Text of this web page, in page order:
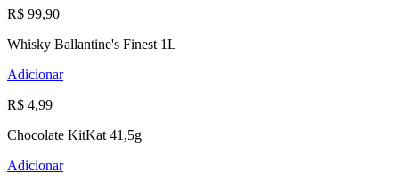
R$ 99,90
Whisky Ballantine's Finest 1L
Adicionar
R$ 4,99
Chocolate KitKat 41,5g
Adicionar